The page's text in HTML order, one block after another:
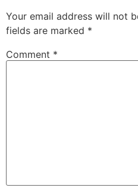
Your email address will not
fields are marked *
Comment *